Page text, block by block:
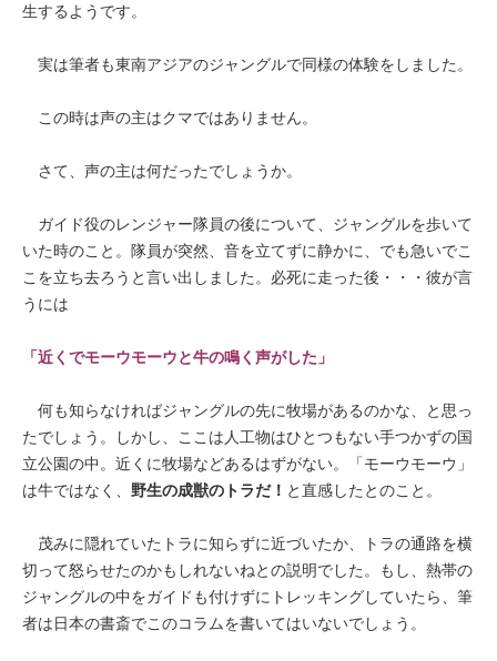
生するようです。
実は筆者も東南アジアのジャングルで同様の体験をしました。
この時は声の主はクマではありません。
さて、声の主は何だったでしょうか。
ガイド役のレンジャー隊員の後について、ジャングルを歩いて
いた時のこと。隊員が突然、音を立てずに静かに、でも急いでこ
こを立ち去ろうと言い出しました。必死に走った後・・・彼が言
うには
「近くでモーウモーウと牛の鳴く声がした」
何も知らなければジャングルの先に牧場があるのかな、と思っ
たでしょう。しかし、ここは人工物はひとつもない手つかずの国
立公園の中。近くに牧場などあるはずがない。「モーウモーウ」
は牛ではなく、 野生の成獣のトラだ！ と直感したとのこと。
茂みに隠れていたトラに知らずに近づいたか、トラの通路を横
切って怒らせたのかもしれないねとの説明でした。もし、熱帯の
ジャングルの中をガイドも付けずにトレッキングしていたら、筆
者は日本の書斎でこのコラムを書いてはいないでしょう。